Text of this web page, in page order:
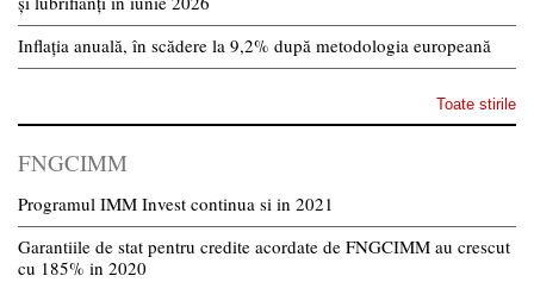
Inflația anuală, în scădere la 9,2% după metodologia europeană
Toate stirile
FNGCIMM
Programul IMM Invest continua si in 2021
Garantiile de stat pentru credite acordate de FNGCIMM au crescut
cu 185% in 2020